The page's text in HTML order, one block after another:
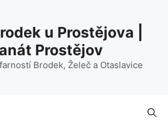
u Prostějova |
Prostějov
Brodek, Želeč a Otaslavice